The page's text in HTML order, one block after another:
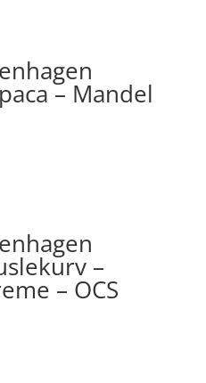
– Mandel
–
– OCS